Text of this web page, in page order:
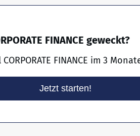
FINANCE geweckt?
FINANCE im 3
Jetzt starten!